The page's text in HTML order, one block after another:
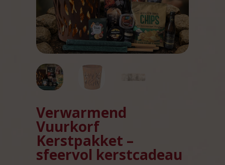
Verwarmend
Vuurkorf
Kerstpakket –
sfeervol kerstcadeau